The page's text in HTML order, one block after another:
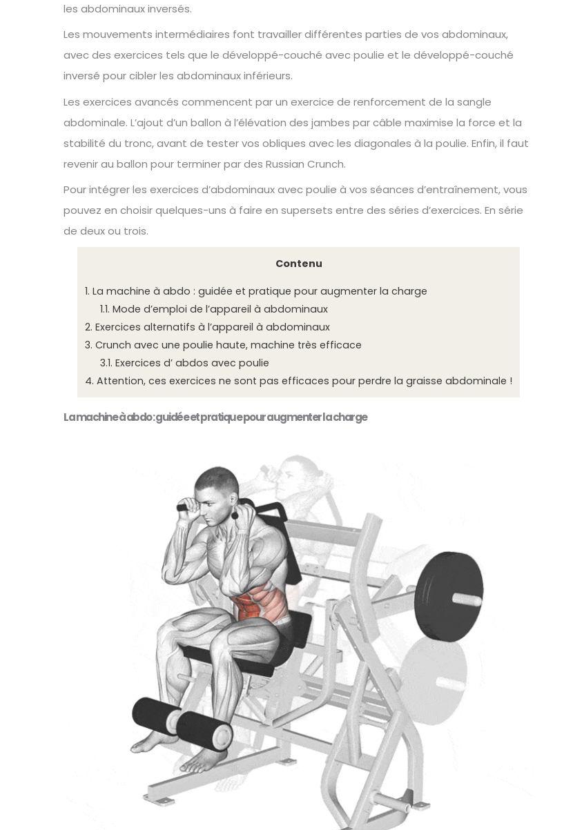
les abdominaux inversés.
Les mouvements intermédiaires font travailler différentes parties de vos abdominaux,
avec des exercices tels que le développé-couché avec poulie et le développé-couché
inversé pour cibler les abdominaux inférieurs.
Les exercices avancés commencent par un exercice de renforcement de la sangle
abdominale. L’ajout d’un ballon à l’élévation des jambes par câble maximise la force et la
stabilité du tronc, avant de tester vos obliques avec les diagonales à la poulie. Enfin, il faut
revenir au ballon pour terminer par des Russian Crunch.
Pour intégrer les exercices d’abdominaux avec poulie à vos séances d’entraînement, vous
pouvez en choisir quelques-uns à faire en supersets entre des séries d’exercices. En série
de deux ou trois.
Contenu
1. La machine à abdo : guidée et pratique pour augmenter la charge
1.1. Mode d’emploi de l’appareil à abdominaux
2. Exercices alternatifs à l’appareil à abdominaux
3. Crunch avec une poulie haute, machine très efficace
3.1. Exercices d’ abdos avec poulie
4. Attention, ces exercices ne sont pas efficaces pour perdre la graisse abdominale !
La machine à abdo : guidée et pratique pour augmenter la charge